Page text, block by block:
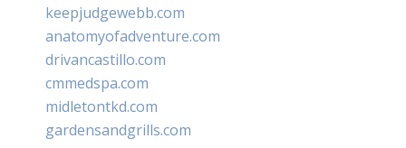
keepjudgewebb.com
anatomyofadventure.com
drivancastillo.com
cmmedspa.com
midletontkd.com
gardensandgrills.com